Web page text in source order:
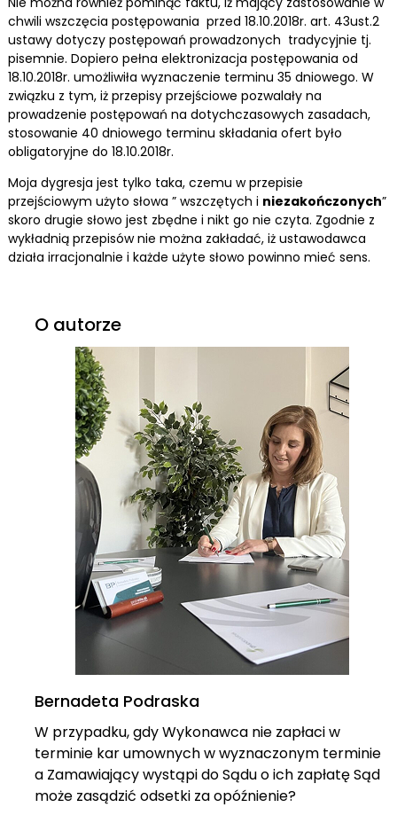
chwili wszczęcia postępowania przed 18.10.2018r. art. 43ust.2
ustawy dotyczy postępowań prowadzonych tradycyjnie tj.
pisemnie. Dopiero pełna elektronizacja postępowania od
18.10.2018r. umożliwiła wyznaczenie terminu 35 dniowego. W
związku z tym, iż przepisy przejściowe pozwalały na
prowadzenie postępowań na dotychczasowych zasadach,
stosowanie 40 dniowego terminu składania ofert było
obligatoryjne do 18.10.2018r.
Moja dygresja jest tylko taka, czemu w przepisie
przejściowym użyto słowa ” wszczętych i niezakończonych”
skoro drugie słowo jest zbędne i nikt go nie czyta. Zgodnie z
wykładnią przepisów nie można zakładać, iż ustawodawca
działa irracjonalnie i każde użyte słowo powinno mieć sens.
O autorze
Bernadeta Podraska
W przypadku, gdy Wykonawca nie zapłaci w
terminie kar umownych w wyznaczonym terminie
a Zamawiający wystąpi do Sądu o ich zapłatę Sąd
może zasądzić odsetki za opóźnienie?